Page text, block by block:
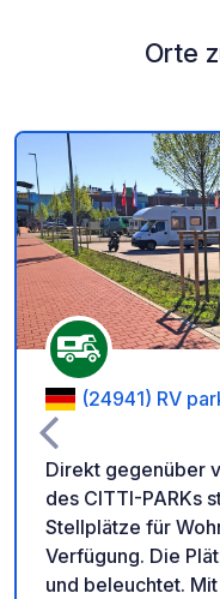
Orte
(24941) RV
Direkt gegenüber
des CITTI-PARKs
Stellplätze für
Verfügung. Die
und beleuchtet.